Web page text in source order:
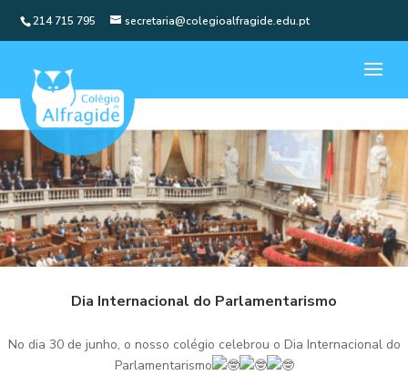
214 715 795 secretaria@colegioalfragide.edu.pt
Dia Internacional do Parlamentarismo
No dia 30 de junho, o nosso colégio celebrou o Dia Internacional do
Parlamentarismo